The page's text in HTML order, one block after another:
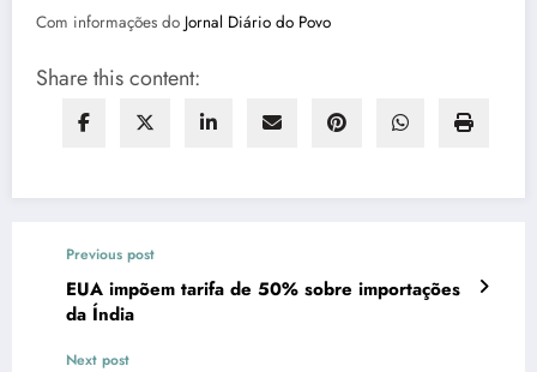
Com informações do Jornal Diário do Povo
Share this content:
Previous post
EUA impõem tarifa de 50% sobre importações
da Índia
Next post